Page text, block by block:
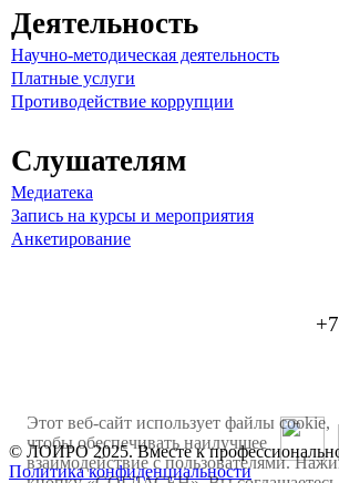
Деятельность
Научно-методическая деятельность
Платные услуги
Противодействие коррупции
Слушателям
Медиатека
Запись на курсы и мероприятия
Анкетирование
© ЛОИРО 2025. Вместе к
Политика конфиденциальности
Этот веб-сайт использует файлы cookie,
чтобы обеспечивать наилучшее
взаимодействие с пользователями.